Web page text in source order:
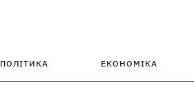
ПОЛІТИКА ЕКОНОМІКА